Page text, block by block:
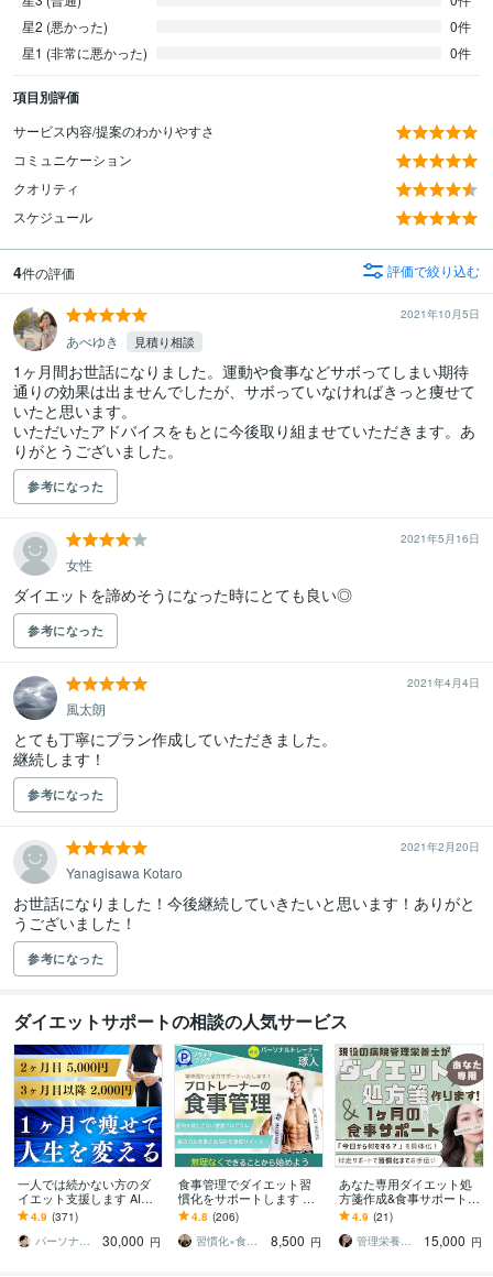
星2 (悪かった)
0件
星1 (非常に悪かった)
0件
項目別評価
サービス内容/提案のわかりやすさ
コミュニケーション
クオリティ
スケジュール
4件の評価 評価で絞り込む
2021年10月5日
あべゆき 見積り相談
1ヶ月間お世話になりました。運動や食事などサボってしまい期待
通りの効果は出ませんでしたが、サボっていなければきっと痩せて
いたと思います。
いただいたアドバイスをもとに今後取り組ませていただきます。あ
りがとうございました。
参考になった
2021年5月16日
女性
ダイエットを諦めそうになった時にとても良い◎
参考になった
2021年4月4日
風太朗
とても丁寧にプラン作成していただきました。
継続します！
参考になった
2021年2月20日
Yanagisawa Kotaro
お世話になりました！今後継続していきたいと思います！ありがと
うございました！
参考になった
ダイエットサポートの相談の人気サービス
一人では続かない方のダ
イエット支援します AIで
は拾えない気持ちや生活
に合わせて続けられる形
を作ります
4.9 (371)
パーソナルトレーナー寄り添いかずま
30,000 円
食事管理でダイエット習
慣化をサポートします 無
理な制限なし！続く食事
改善サポート
4.8 (206)
習慣化×食事改善ダイエットコーチ｜琢人
8,500 円
あなた専用ダイエット処
方箋作成&食事サポートし
ます 年間1,000件栄養指導
する現役の病院管理栄養
士が全力伴走！
4.9 (21)
管理栄養士つき
15,000 円